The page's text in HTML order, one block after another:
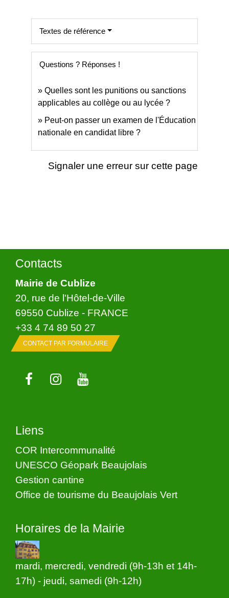
Textes de référence
Questions ? Réponses !
Quelles sont les punitions ou sanctions
applicables au collège ou au lycée ?
Peut-on passer un examen de l'Éducation
nationale en candidat libre ?
Signaler une erreur sur cette page
Contacts
Mairie de Cublize
20, rue de l'Hôtel-de-Ville
69550 Cublize - FRANCE
+33 4 74 89 50 27
CONTACT PAR FORMULAIRE
Liens
COR Intercommunalité
UNESCO Géopark Beaujolais
Gestion cantine
Office de tourisme du Beaujolais Vert
Horaires de la Mairie
mardi, mercredi, vendredi (9h-13h et 14h-
17h) - jeudi, samedi (9h-12h)